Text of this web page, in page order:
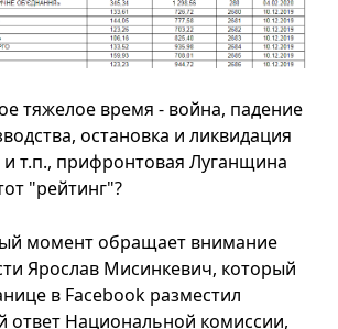
тяжелое время - война, падение
остановка и ликвидация
т.п., прифронтовая Луганщина
"рейтинг"?
момент обращает внимание
Ярослав Мисинкевич, который
в Facebook разместил
Национальной комиссии,